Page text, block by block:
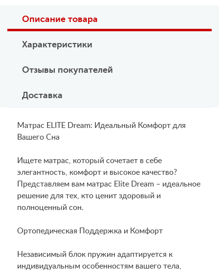
Описание товара
Характеристики
Отзывы покупателей
Доставка
Матрас ELITE Dream: Идеальный Комфорт для
Вашего Сна
Ищете матрас, который сочетает в себе
элегантность, комфорт и высокое качество?
Представляем вам матрас Elite Dream – идеальное
решение для тех, кто ценит здоровый и
полноценный сон.
Ортопедическая Поддержка и Комфорт
Независимый блок пружин адаптируется к
индивидуальным особенностям вашего тела,